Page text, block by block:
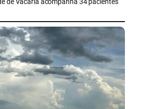
de Vacaria acompanha 34 pacientes